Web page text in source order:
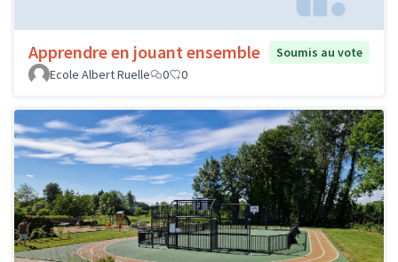
Apprendre en jouant ensemble
Soumis au vote
Ecole Albert Ruelle
0 0